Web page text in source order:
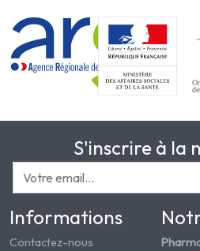
S'inscrire à la
Informations
Contactez-nous